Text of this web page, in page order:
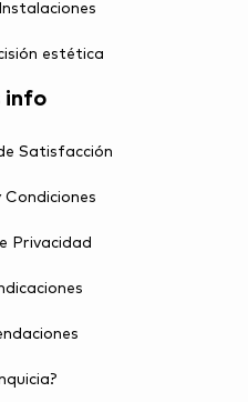
estética
info
Satisfacción
Condiciones
Privacidad